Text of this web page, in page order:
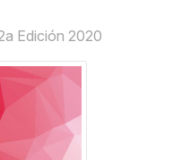
Edición 2020